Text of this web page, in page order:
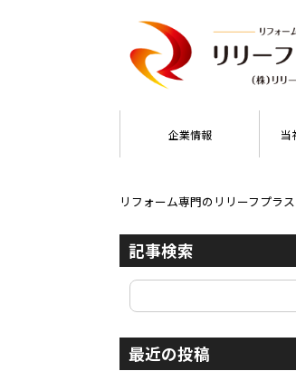
企業情報 当
リフォーム専門のリリーフプラ
記事検索
最近の投稿